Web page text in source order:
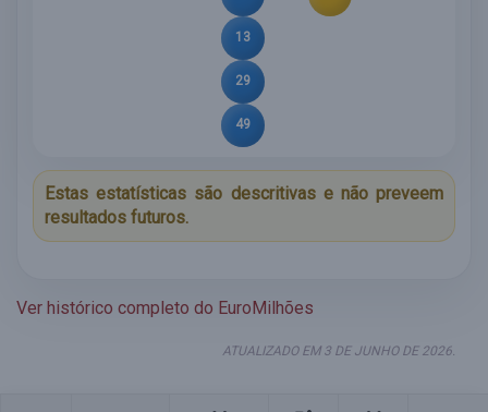
13
29
49
Estas estatísticas são descritivas e não preveem
resultados futuros.
Ver histórico completo do EuroMilhões
ATUALIZADO EM 3 DE JUNHO DE 2026.